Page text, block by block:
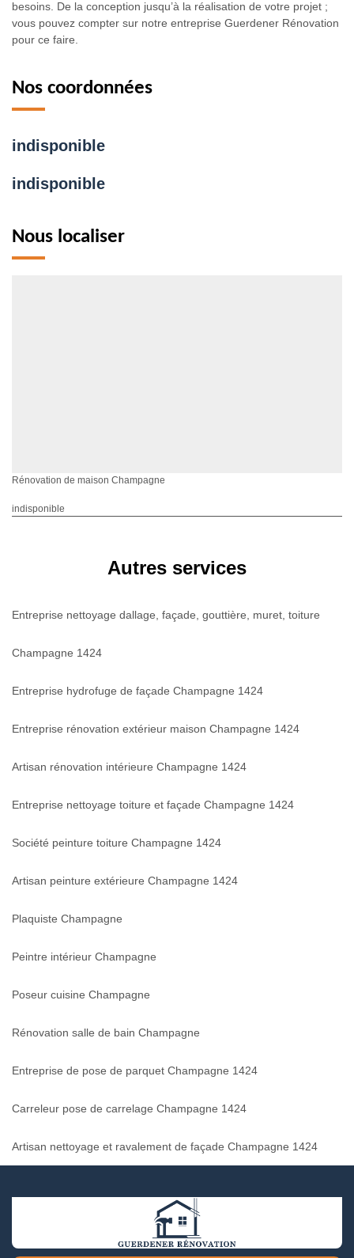
besoins. De la conception jusqu’à la réalisation de votre projet ;
vous pouvez compter sur notre entreprise Guerdener Rénovation
pour ce faire.
Nos coordonnées
indisponible
indisponible
Nous localiser
Rénovation de maison Champagne
indisponible
Autres services
Entreprise nettoyage dallage, façade, gouttière, muret, toiture
Champagne 1424
Entreprise hydrofuge de façade Champagne 1424
Entreprise rénovation extérieur maison Champagne 1424
Artisan rénovation intérieure Champagne 1424
Entreprise nettoyage toiture et façade Champagne 1424
Société peinture toiture Champagne 1424
Artisan peinture extérieure Champagne 1424
Plaquiste Champagne
Peintre intérieur Champagne
Poseur cuisine Champagne
Rénovation salle de bain Champagne
Entreprise de pose de parquet Champagne 1424
Carreleur pose de carrelage Champagne 1424
Artisan nettoyage et ravalement de façade Champagne 1424